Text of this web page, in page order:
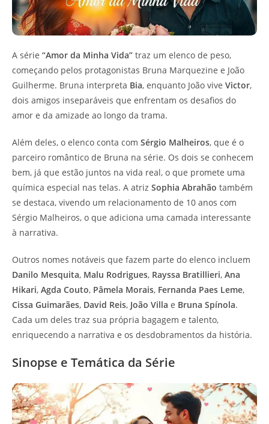
A série “Amor da Minha Vida” traz um elenco de peso,
começando pelos protagonistas Bruna Marquezine e João
Guilherme. Bruna interpreta Bia, enquanto João vive Victor,
dois amigos inseparáveis que enfrentam os desafios do
amor e da amizade ao longo da trama.
Além deles, o elenco conta com Sérgio Malheiros, que é o
parceiro romântico de Bruna na série. Os dois se conhecem
bem, já que estão juntos na vida real, o que promete uma
química especial nas telas. A atriz Sophia Abrahão também
se destaca, vivendo um relacionamento de 10 anos com
Sérgio Malheiros, o que adiciona uma camada interessante
à narrativa.
Outros nomes notáveis que fazem parte do elenco incluem
Danilo Mesquita, Malu Rodrigues, Rayssa Bratillieri, Ana
Hikari, Agda Couto, Pâmela Morais, Fernanda Paes Leme,
Cissa Guimarães, David Reis, João Villa e Bruna Spínola.
Cada um deles traz sua própria bagagem e talento,
enriquecendo a narrativa e os desdobramentos da história.
Sinopse e Temática da Série